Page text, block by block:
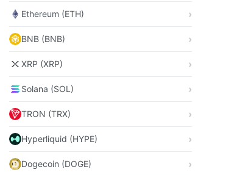
Ethereum (ETH)
BNB (BNB)
XRP (XRP)
Solana (SOL)
TRON (TRX)
Hyperliquid (HYPE)
Dogecoin (DOGE)